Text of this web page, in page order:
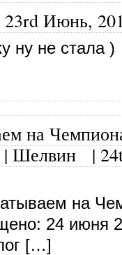
23rd Июнь,
ну не стала )
на
| Шелвин|
на
24 июня
[…]